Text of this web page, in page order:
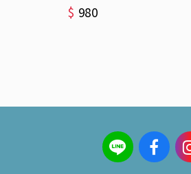
$ 980